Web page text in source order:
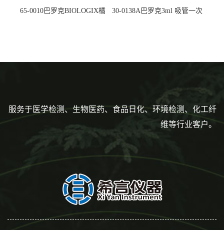
65-0010巴罗克BIOLOGIX橘
30-0138A巴罗克3ml 吸管一次
服务于医学检测、生物医药、食品日化、环境检测、化工纤
维等行业客户。